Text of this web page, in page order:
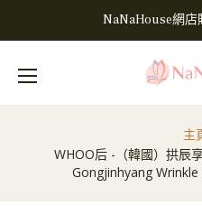
NaNaHouse網店
主
WHOO后 -（韓國）拱辰
Gongjinhyang